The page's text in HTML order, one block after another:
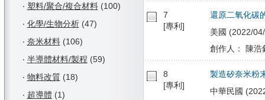
‧ 塑料/聚合/複合材料(100)
‧ 化學/生物分析(47)
‧ 奈米材料(106)
‧ 半導體材料/製程 (59)
‧ 物料改質(18)
‧ 超導體 (1)
7
[專利]
還原二氧化碳
美國 (2022/
創作人： 陳浩
8
[專利]
製造矽奈米粉
中華民國